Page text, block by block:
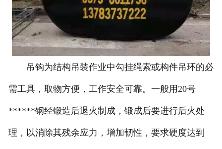
吊钩为结构吊装作业中勾挂绳索或构件吊环的必
需工具，取物方便，工作安全可靠。一般用20号
******钢经锻造后退火制成，锻成后要进行后火处
理，以消除其残余应力，增加韧性，要求硬度达到